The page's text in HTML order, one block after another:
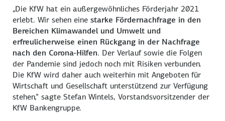
„Die KfW hat ein außergewöhnliches Förderjahr 2021
erlebt. Wir sehen einestarke Fördernachfrage in den
Bereichen Klimawandel und Umwelt und
erfreulicherweise einen Rückgang in der Nachfrage
nach den Corona-Hilfen. Der Verlauf sowie die Folgen
der Pandemie sind jedoch noch mit Risiken verbunden.
Die KfW wird daher auch weiterhin mit Angeboten für
Wirtschaft und Gesellschaft unterstützend zur Verfügung
stehen,“ sagte Stefan Wintels, Vorstandsvorsitzender der
KfW Bankengruppe.